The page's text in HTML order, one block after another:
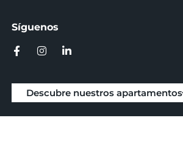
Síguenos
Descubre nuestros apartamentos